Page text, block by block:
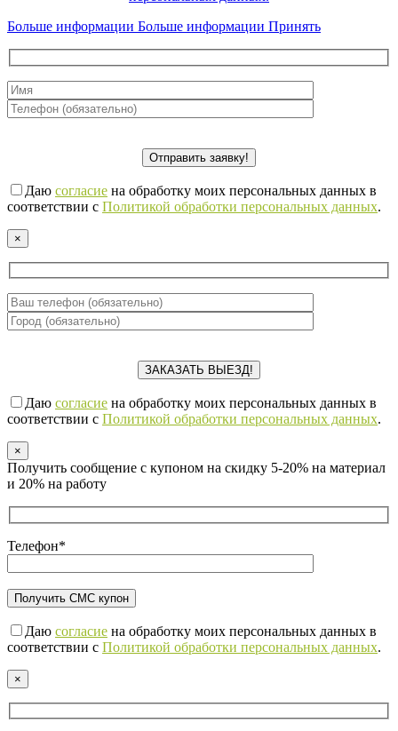
Больше информации Больше информации Принять
Даю согласие на обработку моих персональных данных в
соответствии с Политикой обработки персональных данных.
×
Даю согласие на обработку моих персональных данных в
соответствии с Политикой обработки персональных данных.
×
Получить сообщение с купоном на скидку 5-20% на материал
и 20% на работу
Телефон*
Даю согласие на обработку моих персональных данных в
соответствии с Политикой обработки персональных данных.
×